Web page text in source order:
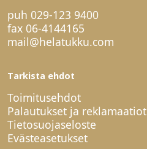
puh 029-123 9400
fax 06-4144165
mail@helatukku.com
Tarkista ehdot
Toimitusehdot
Palautukset ja reklamaatiot
Tietosuojaseloste
Evästeasetukset